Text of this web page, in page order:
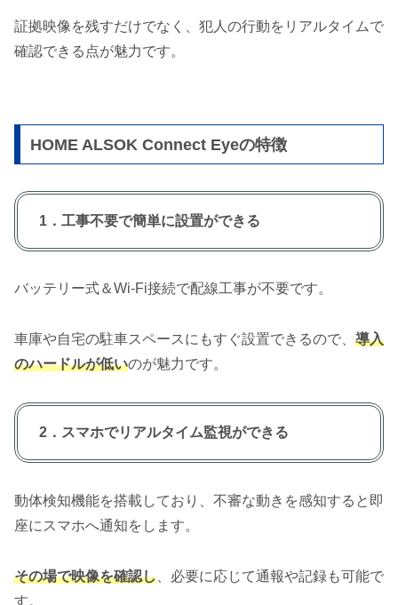
証拠映像を残すだけでなく、犯人の行動をリアルタイムで
確認できる点が魅力です。
HOME ALSOK Connect Eyeの特徴
1．工事不要で簡単に設置ができる
バッテリー式＆Wi-Fi接続で配線工事が不要です。
車庫や自宅の駐車スペースにもすぐ設置できるので、 導入
のハードルが低いのが魅力です。
2．スマホでリアルタイム監視ができる
動体検知機能を搭載しており、不審な動きを感知すると即
座にスマホへ通知をします。
その場で映像を確認し 、必要に応じて通報や記録も可能で
す。